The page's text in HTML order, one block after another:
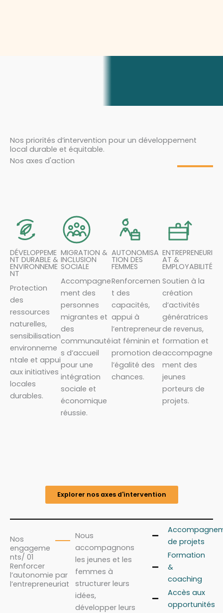
Nos priorités d’intervention pour un développement
local durable et équitable.
Nos axes d'action
DÉVELOPPEME
NT DURABLE &
ENVIRONNEME
NT
Protection
des
ressources
naturelles,
sensibilisation
environneme
ntale et appui
aux initiatives
locales
durables.
MIGRATION &
INCLUSION
SOCIALE
Accompagne
ment des
personnes
migrantes et
des
communauté
s d’accueil
pour une
intégration
sociale et
économique
réussie.
AUTONOMISA
TION DES
FEMMES
Renforcemen
t des
capacités,
appui à
l’entrepreneur
iat féminin et
promotion de
l’égalité des
chances.
ENTREPRENEURI
AT &
EMPLOYABILITÉ
Soutien à la
création
d’activités
génératrices
de revenus,
formation et
accompagne
ment des
jeunes
porteurs de
projets.
Explorer nos axes d'intervention
Nos
engageme
nts/ 01
Renforcer
l’autonomie par
l’entrepreneuriat
Nous
accompagnons
les jeunes et les
femmes à
structurer leurs
idées,
développer leurs
de projets
Formation
&
coaching
Accès aux
opportunités